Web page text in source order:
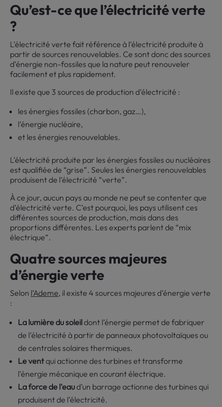
Qu’est-ce que l’électricité verte
?
L’électricité verte fait référence à l’électricité produite à
partir de sources renouvelables. Ce sont donc des sources
d’énergie non-fossiles que la nature peut renouveler
facilement et plus rapidement.
Il existe que 3 sources de production d’électricité :
les énergies fossiles (charbon, gaz…),
l’énergie nucléaire,
et les énergies renouvelables.
L’électricité produite par les énergies fossiles ou nucléaires
est qualifiée de “grise”. Seules les énergies renouvelables
produisent de l’électricité “verte”.
À ce jour, aucun pays au monde ne peut se contenter que
d’électricité verte. C’est pourquoi, les pays utilisent ces
différentes sources de production, mais dans des
proportions différentes. Les experts parlent de “mix
électrique”.
Quatre sources majeures
d’énergie verte
Selon l’Ademe, il existe 4 sources majeures d’énergie verte
:
La lumière du soleildont l’énergie permet de fabriquer
de l’électricité à partir de panneaux photovoltaïques ou
de centrales solaires thermiques.
Le ventqui actionne des turbines et transforme
l’énergie mécanique en courant électrique.
La force de l’eaud’un barrage actionne des turbines qui
produisent de l’électricité.